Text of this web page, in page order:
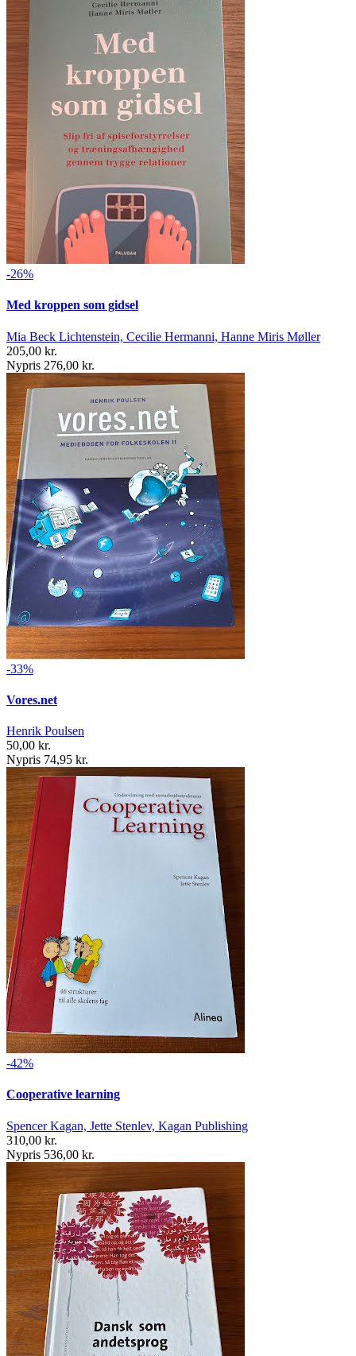
-26%
Med kroppen som gidsel
Mia Beck Lichtenstein, Cecilie Hermanni, Hanne Miris Møller
205,00 kr.
Nypris 276,00 kr.
-33%
Vores.net
Henrik Poulsen
50,00 kr.
Nypris 74,95 kr.
-42%
Cooperative learning
Spencer Kagan, Jette Stenlev, Kagan Publishing
310,00 kr.
Nypris 536,00 kr.